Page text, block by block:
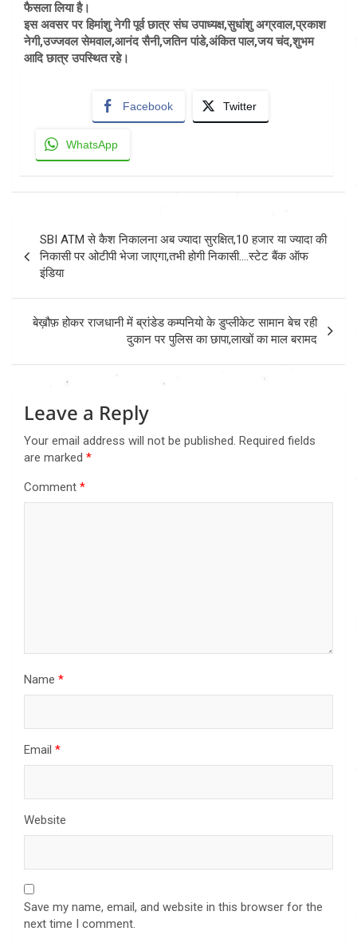
फैसला लिया है।
इस अवसर पर हिमांशु नेगी पूर्व छात्र संघ उपाध्यक्ष,सुधांशु अग्रवाल,प्रकाश
नेगी,उज्जवल सेमवाल,आनंद सैनी,जतिन पांडे,अंकित पाल,जय चंद,शुभम
आदि छात्र उपस्थित रहे।
Facebook Twitter
WhatsApp
Post
navigation
SBI ATM से कैश निकालना अब ज्यादा सुरक्षित,10 हजार या ज्यादा की
निकासी पर ओटीपी भेजा जाएगा,तभी होगी निकासी….स्टेट बैंक ऑफ
इंडिया
बेख़ौफ़ होकर राजधानी में ब्रांडेड कम्पनियो के डुप्लीकेट सामान बेच रही
दुकान पर पुलिस का छापा,लाखों का माल बरामद
Leave a Reply
Your email address will not be published. Required fields
are marked *
Comment *
Name *
Email *
Website
Save my name, email, and website in this browser for the
next time I comment.